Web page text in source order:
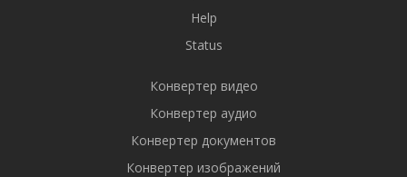
Help
Status
Конвертер видео
Конвертер аудио
Конвертер документов
Конвертер изображений